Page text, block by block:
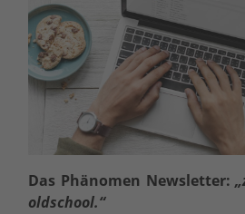
Das Phänomen Newsletter:
oldschool.“